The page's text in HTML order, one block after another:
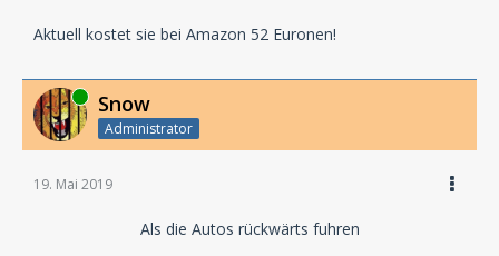
Aktuell kostet sie bei Amazon 52 Euronen!
Online Snow
Administrator
19. Mai 2019
Als die Autos rückwärts fuhren